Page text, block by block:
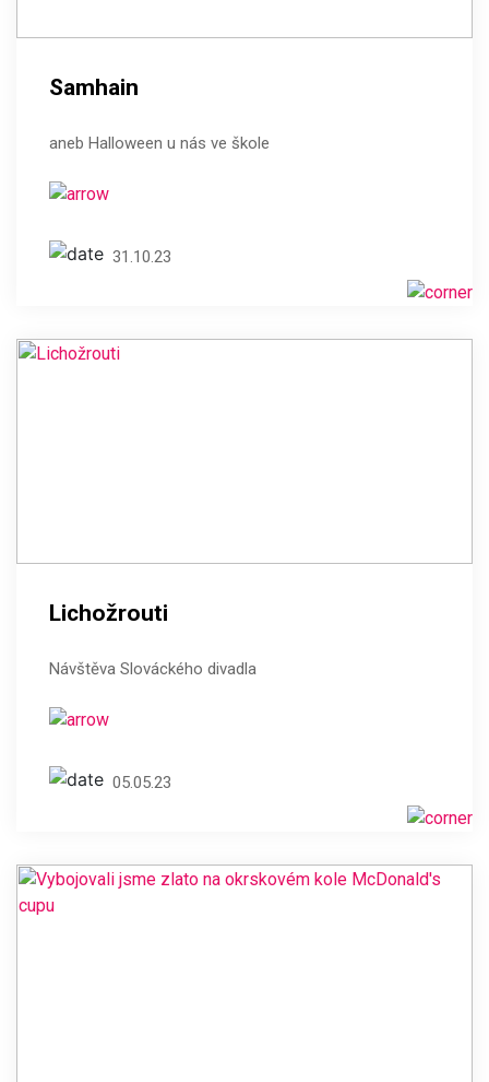
Samhain
aneb Halloween u nás ve škole
31.10.23
Lichožrouti
Návštěva Slováckého divadla
05.05.23